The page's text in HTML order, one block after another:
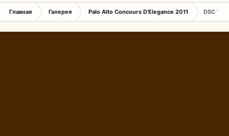
Главная Галерея Palo Alto Concours D'Elegance 2011 DSC 1711